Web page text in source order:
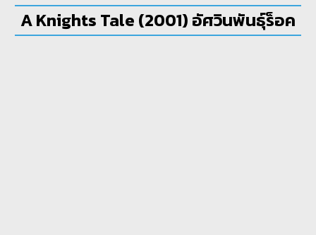
A Knights Tale (2001) อัศวินพันธุ์ร็อค